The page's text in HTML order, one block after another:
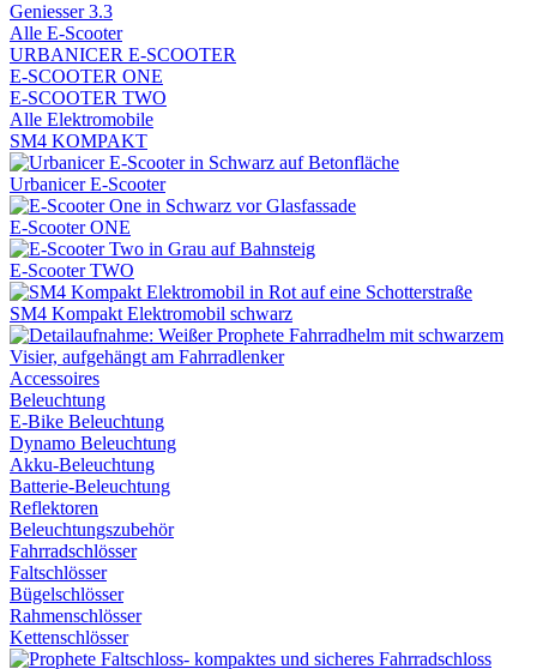
Geniesser 3.3
Alle E-Scooter
URBANICER E-SCOOTER
E-SCOOTER ONE
E-SCOOTER TWO
Alle Elektromobile
SM4 KOMPAKT
Urbanicer E-Scooter
E-Scooter ONE
E-Scooter TWO
SM4 Kompakt Elektromobil schwarz
Accessoires
Beleuchtung
E-Bike Beleuchtung
Dynamo Beleuchtung
Akku-Beleuchtung
Batterie-Beleuchtung
Reflektoren
Beleuchtungszubehör
Fahrradschlösser
Faltschlösser
Bügelschlösser
Rahmenschlösser
Kettenschlösser